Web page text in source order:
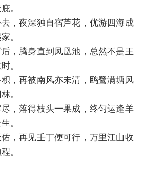
。
，夜深独自宿芦花，优游四海成
。
，腾身直到凤凰池，总然不是王
。
，再被南风亦未清，鸥鹭满塘风
。
，落得枝头一果成，终匀运逢羊
。
，再见壬丁便可行，万里江山收
。